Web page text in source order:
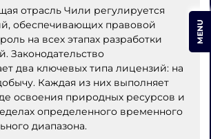
отрасль Чили регулируется
обеспечивающих правовой
на всех этапах разработки
Законодательство
два ключевых типа лицензий: на
Каждая из них выполняет
освоения природных ресурсов и
определенного временного
диапазона.
MENU